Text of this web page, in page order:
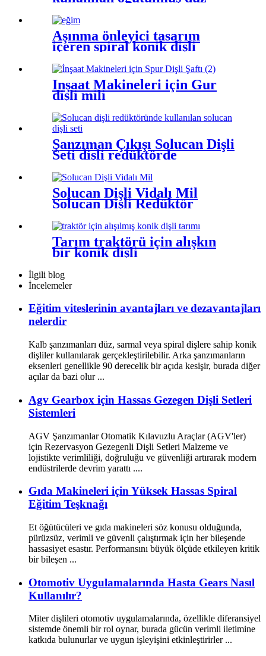
Aşınma önleyici tasarım
içeren spiral konik dişli
İnşaat Makineleri için Gur
dişli mili
Şanzıman Çıkışı Solucan Dişli
Seti dişli redüktörde
kullanılan
Solucan Dişli Vidalı Mil
Solucan Dişli Redüktör
Tarım traktörü için alışkın
bir konik dişli
İlgili blog
İncelemeler
Eğitim viteslerinin avantajları ve dezavantajları
nelerdir
Kalb şanzımanları düz, sarmal veya spiral dişlere sahip konik
dişliler kullanılarak gerçekleştirilebilir. Arka şanzımanların
eksenleri genellikle 90 derecelik bir açıda kesişir, burada diğer
açılar da bazi olur ...
Agv Gearbox için Hassas Gezegen Dişli Setleri
Sistemleri
AGV Şanzımanlar Otomatik Kılavuzlu Araçlar (AGV'ler)
için Rezervasyon Gezegenli Dişli Setleri Malzeme ve
lojistikte verimliliği, doğruluğu ve güvenliği artırarak modern
endüstrilerde devrim yarattı ....
Gıda Makineleri için Yüksek Hassas Spiral
Eğitim Teşknağı
Et öğütücüleri ve gıda makineleri söz konusu olduğunda,
pürüzsüz, verimli ve güvenli çalıştırmak için her bileşende
hassasiyet esastır. Performansını büyük ölçüde etkileyen kritik
bir bileşen ...
Otomotiv Uygulamalarında Hasta Gears Nasıl
Kullanılır?
Miter dişlileri otomotiv uygulamalarında, özellikle diferansiyel
sistemde önemli bir rol oynar, burada gücün verimli iletimine
katkıda bulunurlar ve uygun işleyişini etkinleştirirler ...